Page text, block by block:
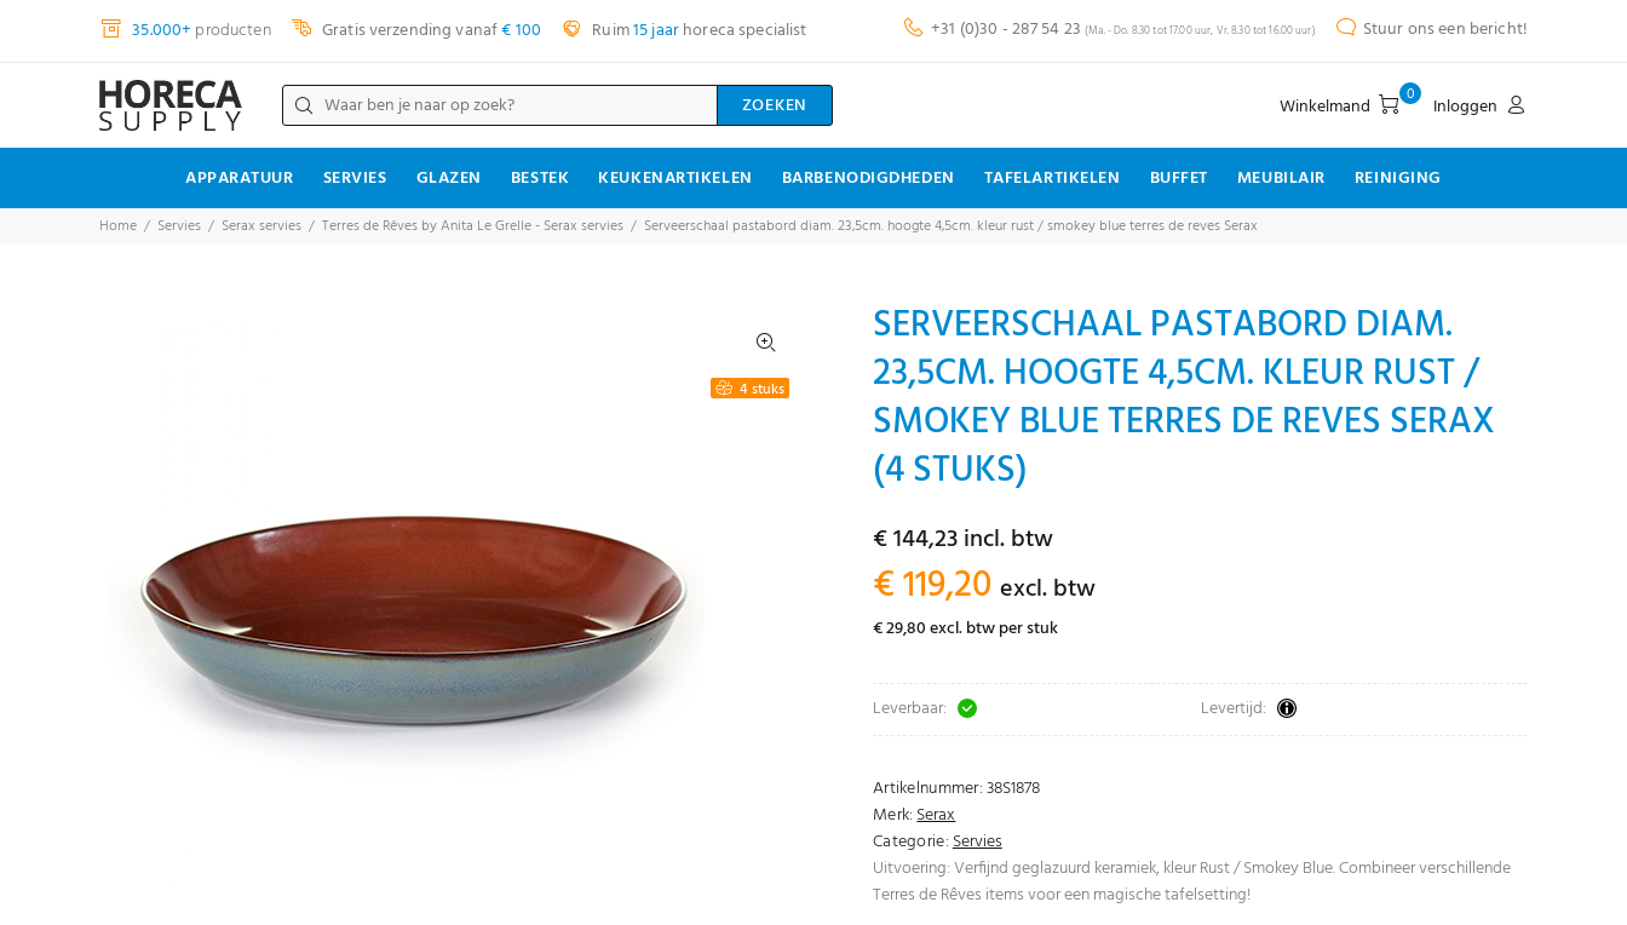
35.000+ producten Gratis verzending vanaf€ 100 Ruim15 jaarhoreca specialist +31 (0)30 - 287 54 23 (Ma. - Do. 8.30 tot 17.00 uur, Vr. 8.30 tot 16.00 uur) Stuur ons een bericht!
ZOEKEN Winkelmand 0 Inloggen
APPARATUUR SERVIES GLAZEN BESTEK KEUKENARTIKELEN BARBENODIGDHEDEN TAFELARTIKELEN BUFFET MEUBILAIR REINIGING
Home Servies Serax servies Terres de Rêves by Anita Le Grelle - Serax servies Serveerschaal pastabord diam. 23,5cm. hoogte 4,5cm. kleur rust / smokey blue terres de reves Serax
4 stuks
SERVEERSCHAAL PASTABORD DIAM.
23,5CM. HOOGTE 4,5CM. KLEUR RUST /
SMOKEY BLUE TERRES DE REVES SERAX
(4 STUKS)
€ 144,23 incl. btw
€ 119,20 excl. btw
€ 29,80 excl. btw per stuk
Leverbaar: Levertijd:
Artikelnummer:38S1878
Merk:Serax
Categorie:Servies
Uitvoering: Verfijnd geglazuurd keramiek, kleur Rust / Smokey Blue. Combineer verschillende
Terres de Rêves items voor een magische tafelsetting!